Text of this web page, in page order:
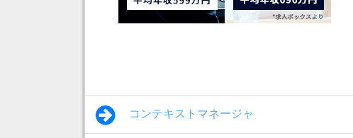
コンテキストマネージャ